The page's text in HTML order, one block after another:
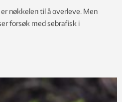
nøkkelen til å overleve. Men
forsøk med sebrafisk i